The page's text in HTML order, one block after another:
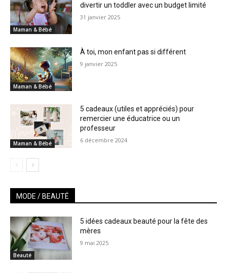
Maman & Bébé
divertir un toddler avec un budget limité
31 janvier 2025
Maman & Bébé
À toi, mon enfant pas si différent
9 janvier 2025
Maman & Bébé
5 cadeaux (utiles et appréciés) pour
remercier une éducatrice ou un
professeur
6 décembre 2024
MODE / BEAUTÉ
Beauté
5 idées cadeaux beauté pour la fête des
mères
9 mai 2025